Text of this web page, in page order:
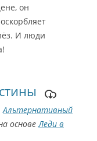
он
И люди
Альтернативный
основеЛеди в